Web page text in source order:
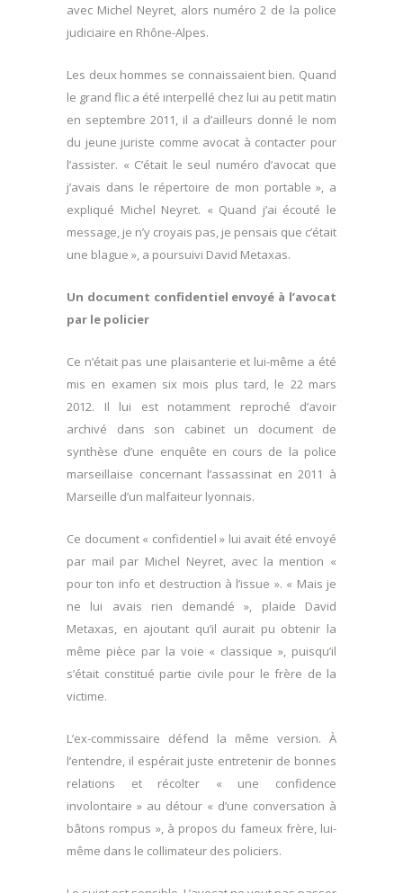
avec Michel Neyret, alors numéro 2 de la police
judiciaire en Rhône-Alpes.
Les deux hommes se connaissaient bien. Quand
le grand flic a été interpellé chez lui au petit matin
en septembre 2011, il a d’ailleurs donné le nom
du jeune juriste comme avocat à contacter pour
l’assister. « C’était le seul numéro d’avocat que
j’avais dans le répertoire de mon portable », a
expliqué Michel Neyret. « Quand j’ai écouté le
message, je n’y croyais pas, je pensais que c’était
une blague », a poursuivi David Metaxas.
Un document confidentiel envoyé à l’avocat
par le policier
Ce n’était pas une plaisanterie et lui-même a été
mis en examen six mois plus tard, le 22 mars
2012. Il lui est notamment reproché d’avoir
archivé dans son cabinet un document de
synthèse d’une enquête en cours de la police
marseillaise concernant l’assassinat en 2011 à
Marseille d’un malfaiteur lyonnais.
Ce document « confidentiel » lui avait été envoyé
par mail par Michel Neyret, avec la mention «
pour ton info et destruction à l’issue ». « Mais je
ne lui avais rien demandé », plaide David
Metaxas, en ajoutant qu’il aurait pu obtenir la
même pièce par la voie « classique », puisqu’il
s’était constitué partie civile pour le frère de la
victime.
L’ex-commissaire défend la même version. À
l’entendre, il espérait juste entretenir de bonnes
relations et récolter « une confidence
involontaire » au détour « d’une conversation à
bâtons rompus », à propos du fameux frère, lui-
même dans le collimateur des policiers.